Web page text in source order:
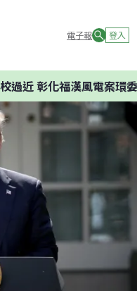
電子報 登入
彰化福漢風電案環委建